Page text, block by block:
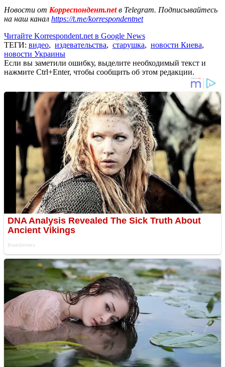
Новости от Корреспондент.netв Telegram. Подписывайтесь
на наш канал https://t.me/korrespondentnet
Читайте Korrespondent.net в Google News
ТЕГИ: видео, издевательства, старушка, новости Киева,
новости Украины
Если вы заметили ошибку, выделите необходимый текст и
нажмите Ctrl+Enter, чтобы сообщить об этом редакции.